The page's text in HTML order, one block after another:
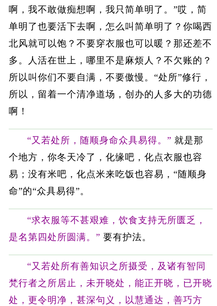
啊，我不敢做痴想啊，我只简单明了。”哎，简
单明了也要活下去啊，怎么叫简单明了？你喝西
北风就可以饱？不要穿衣服也可以暖？那还差不
多。人活在世上，哪里不是麻烦人？不欠账的？
所以叫你们不要自满，不要傲慢。“处所”修行，
所以，留着一个清净道场，创办的人多大的功德
啊！
“又若处所，随顺身命众具易得。” 就是那
个地方，你冬天冷了，化缘吧，化点衣服也容
易；没有米吧，化点米来吃饭也容易，“随顺身
命”的“众具易得”。
“求衣服等不甚艰难，饮食支持无所匮乏，
是名第四处所圆满。” 要有护法。
“又若处所有善知识之所摄受，及诸有智同
梵行者之所居止，未开晓处，能正开晓，已开晓
处，更令明净，甚深句义，以慧通达，善巧方